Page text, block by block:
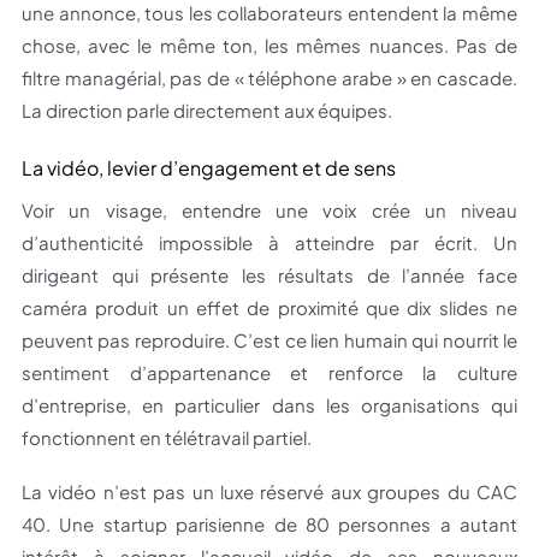
une annonce, tous les collaborateurs entendent la même
chose, avec le même ton, les mêmes nuances. Pas de
filtre managérial, pas de « téléphone arabe » en cascade.
La direction parle directement aux équipes.
La vidéo, levier d’engagement et de sens
Voir un visage, entendre une voix crée un niveau
d’authenticité impossible à atteindre par écrit. Un
dirigeant qui présente les résultats de l’année face
caméra produit un effet de proximité que dix slides ne
peuvent pas reproduire. C’est ce lien humain qui nourrit le
sentiment d’appartenance et renforce la culture
d’entreprise, en particulier dans les organisations qui
fonctionnent en télétravail partiel.
La vidéo n’est pas un luxe réservé aux groupes du CAC
40. Une startup parisienne de 80 personnes a autant